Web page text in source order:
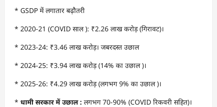
* GSDP में लगातार बढ़ौतरी
* 2020-21 (COVID साल ): ₹2.26 लाख करोड़ (गिरावट)।
* 2023-24: ₹3.46 लाख करोड़। जबरदस्त उछाल
* 2024-25: ₹3.94 लाख करोड़ (14% का उछाल )।
* 2025-26: ₹4.29 लाख करोड़ (लगभग 9% का उछाल )।
* धामी सरकार में उछाल : लगभग 70-90% (COVID रिकवरी सहित)।